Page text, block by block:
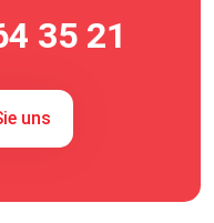
35 21
uns